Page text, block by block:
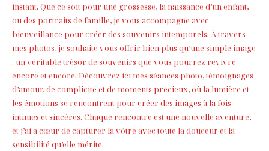
Pro - Artisans
Portfolio
Qui Suis-Je ?
Contact
instant. Que ce soit pour une grossesse, la naissance d’un enfant,
ou des portraits de famille, je vous accompagne avec
bienveillance pour créer des souvenirs intemporels. À travers
mes photos, je souhaite vous offrir bien plus qu’une simple image
: un véritable trésor de souvenirs que vous pourrez revivre
encore et encore. Découvrez ici mes séances photo, témoignages
d’amour, de complicité et de moments précieux, où la lumière et
les émotions se rencontrent pour créer des images à la fois
intimes et sincères. Chaque rencontre est une nouvelle aventure,
et j’ai à cœur de capturer la vôtre avec toute la douceur et la
sensibilité qu’elle mérite.